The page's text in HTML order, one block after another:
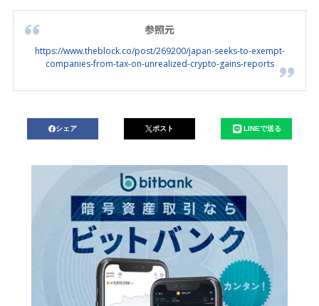
参照元
https://www.theblock.co/post/269200/japan-seeks-to-exempt-
companies-from-tax-on-unrealized-crypto-gains-reports
シェア ポスト LINEで送る